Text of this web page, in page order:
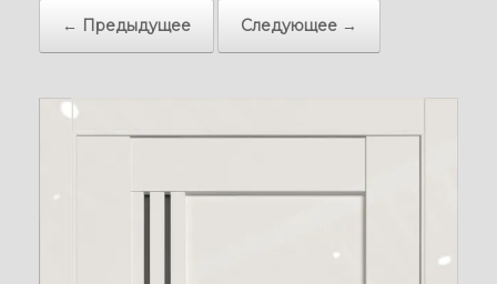
← Предыдущее
Следующее →